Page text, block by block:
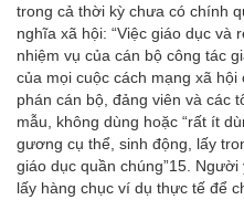
trong cả thời kỳ chưa có chính
nghĩa xã hội: “Việc giáo dục và
nhiệm vụ của cán bộ công tác
của mọi cuộc cách mạng xã hội
phán cán bộ, đảng viên và các
mẫu, không dùng hoặc “rất ít
gương cụ thể, sinh động, lấy
giáo dục quần chúng”15. Người
lấy hàng chục ví dụ thực tế để